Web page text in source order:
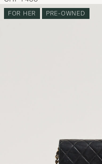
FOR HER PRE-OWNED